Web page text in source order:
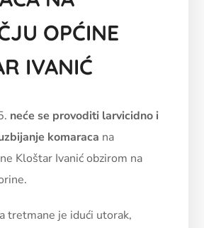
OPĆINE
IVANIĆ
neće se provoditi larvicidno i
komaraca na
Kloštar Ivanić obzirom na
tretmane je idući utorak,